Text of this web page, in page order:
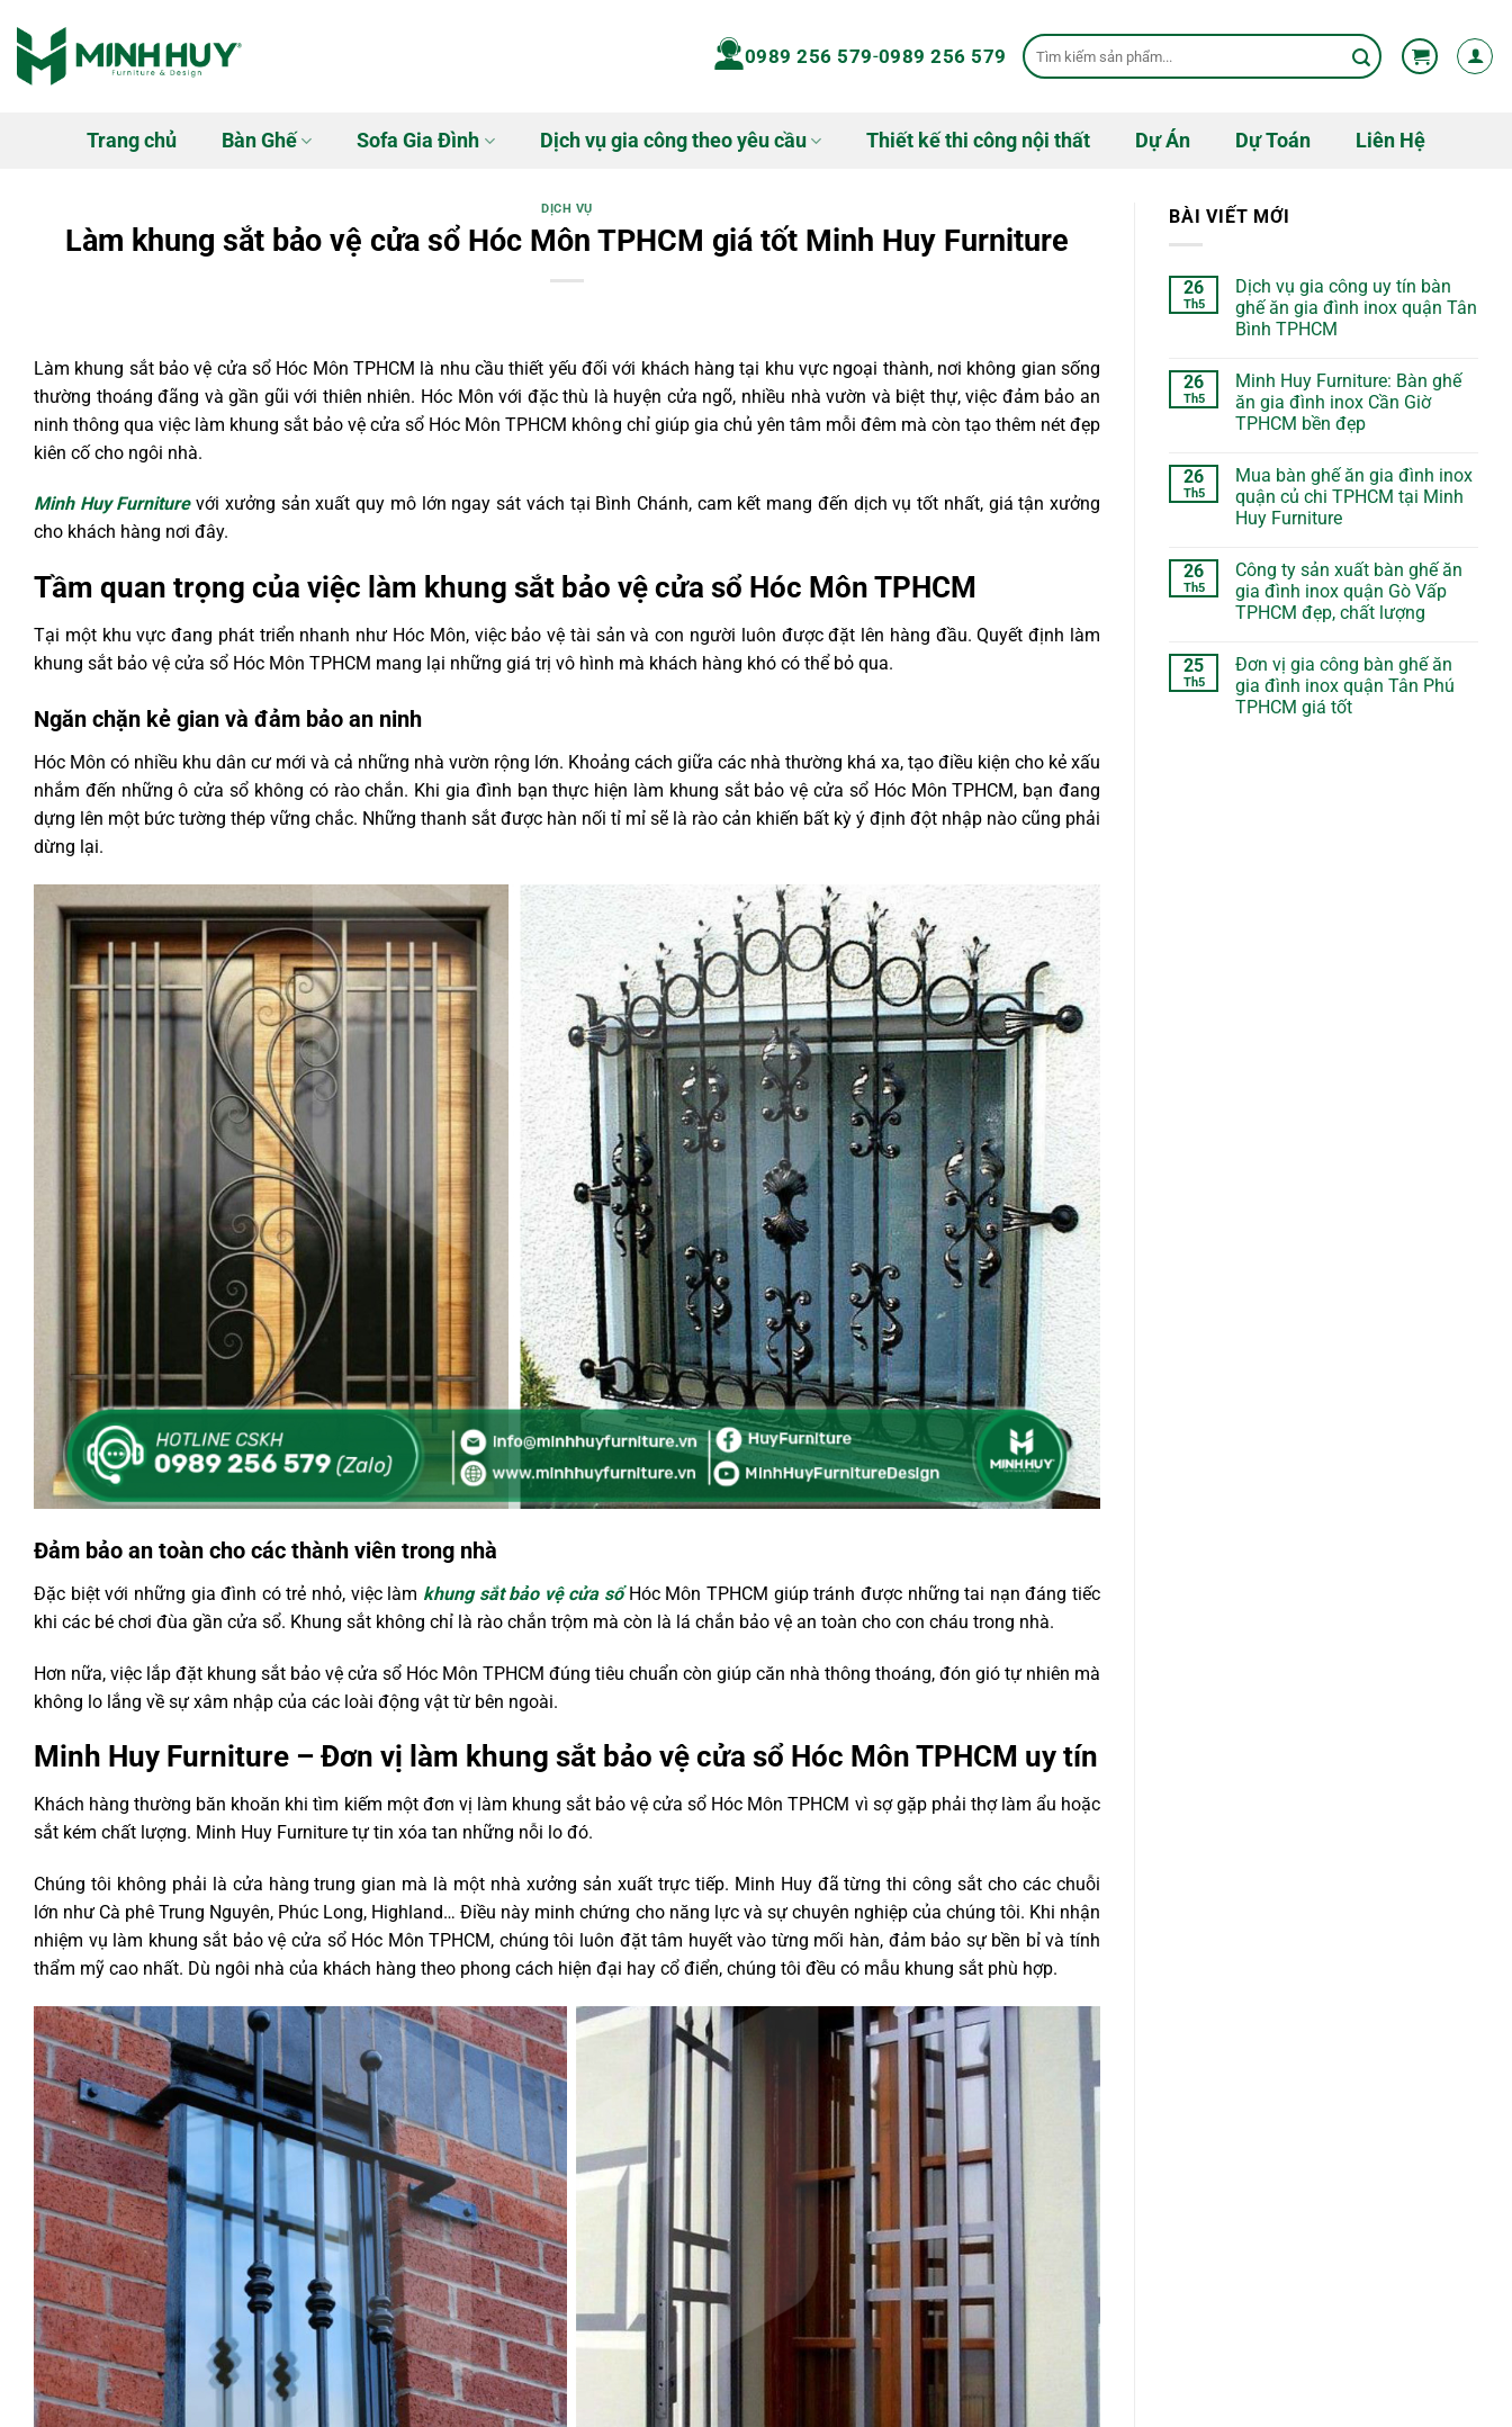
qua
nội
0989 256 579-0989 256 579
Tìm
kiếm:
Trang chủ Bàn Ghế Sofa Gia Đình Dịch vụ gia công theo yêu cầu Thiết kế thi công nội thất Dự Án Dự Toán Liên Hệ
DỊCH VỤ
Làm khung sắt bảo vệ cửa sổ Hóc Môn TPHCM giá tốt Minh Huy Furniture
Làm khung sắt bảo vệ cửa sổ Hóc Môn TPHCM là nhu cầu thiết yếu đối với khách hàng tại khu vực ngoại thành, nơi không gian sống
thường thoáng đãng và gần gũi với thiên nhiên. Hóc Môn với đặc thù là huyện cửa ngõ, nhiều nhà vườn và biệt thự, việc đảm bảo an
ninh thông qua việc làm khung sắt bảo vệ cửa sổ Hóc Môn TPHCM không chỉ giúp gia chủ yên tâm mỗi đêm mà còn tạo thêm nét đẹp
kiên cố cho ngôi nhà.
Minh Huy Furniturevới xưởng sản xuất quy mô lớn ngay sát vách tại Bình Chánh, cam kết mang đến dịch vụ tốt nhất, giá tận xưởng
cho khách hàng nơi đây.
Tầm quan trọng của việc làm khung sắt bảo vệ cửa sổ Hóc Môn TPHCM
Tại một khu vực đang phát triển nhanh như Hóc Môn, việc bảo vệ tài sản và con người luôn được đặt lên hàng đầu. Quyết định làm
khung sắt bảo vệ cửa sổ Hóc Môn TPHCM mang lại những giá trị vô hình mà khách hàng khó có thể bỏ qua.
Ngăn chặn kẻ gian và đảm bảo an ninh
Hóc Môn có nhiều khu dân cư mới và cả những nhà vườn rộng lớn. Khoảng cách giữa các nhà thường khá xa, tạo điều kiện cho kẻ xấu
nhắm đến những ô cửa sổ không có rào chắn. Khi gia đình bạn thực hiện làm khung sắt bảo vệ cửa sổ Hóc Môn TPHCM, bạn đang
dựng lên một bức tường thép vững chắc. Những thanh sắt được hàn nối tỉ mỉ sẽ là rào cản khiến bất kỳ ý định đột nhập nào cũng phải
dừng lại.
Đảm bảo an toàn cho các thành viên trong nhà
Đặc biệt với những gia đình có trẻ nhỏ, việc làm khung sắt bảo vệ cửa sổHóc Môn TPHCM giúp tránh được những tai nạn đáng tiếc
khi các bé chơi đùa gần cửa sổ. Khung sắt không chỉ là rào chắn trộm mà còn là lá chắn bảo vệ an toàn cho con cháu trong nhà.
Hơn nữa, việc lắp đặt khung sắt bảo vệ cửa sổ Hóc Môn TPHCM đúng tiêu chuẩn còn giúp căn nhà thông thoáng, đón gió tự nhiên mà
không lo lắng về sự xâm nhập của các loài động vật từ bên ngoài.
Minh Huy Furniture – Đơn vị làm khung sắt bảo vệ cửa sổ Hóc Môn TPHCM uy tín
Khách hàng thường băn khoăn khi tìm kiếm một đơn vị làm khung sắt bảo vệ cửa sổ Hóc Môn TPHCM vì sợ gặp phải thợ làm ẩu hoặc
sắt kém chất lượng. Minh Huy Furniture tự tin xóa tan những nỗi lo đó.
Chúng tôi không phải là cửa hàng trung gian mà là một nhà xưởng sản xuất trực tiếp. Minh Huy đã từng thi công sắt cho các chuỗi
lớn như Cà phê Trung Nguyên, Phúc Long, Highland… Điều này minh chứng cho năng lực và sự chuyên nghiệp của chúng tôi. Khi nhận
nhiệm vụ làm khung sắt bảo vệ cửa sổ Hóc Môn TPHCM, chúng tôi luôn đặt tâm huyết vào từng mối hàn, đảm bảo sự bền bỉ và tính
thẩm mỹ cao nhất. Dù ngôi nhà của khách hàng theo phong cách hiện đại hay cổ điển, chúng tôi đều có mẫu khung sắt phù hợp.
BÀI VIẾT MỚI
26
Th5
Dịch vụ gia công uy tín bàn
ghế ăn gia đình inox quận Tân
Bình TPHCM
26
Th5
Minh Huy Furniture: Bàn ghế
ăn gia đình inox Cần Giờ
TPHCM bền đẹp
26
Th5
Mua bàn ghế ăn gia đình inox
quận củ chi TPHCM tại Minh
Huy Furniture
26
Th5
Công ty sản xuất bàn ghế ăn
gia đình inox quận Gò Vấp
TPHCM đẹp, chất lượng
25
Th5
Đơn vị gia công bàn ghế ăn
gia đình inox quận Tân Phú
TPHCM giá tốt